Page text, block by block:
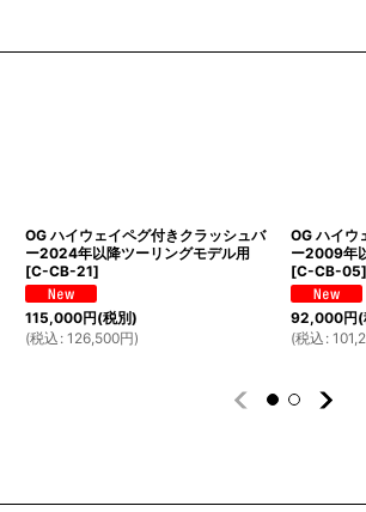
OG ハイウェイペグ付きクラッシュバ
ー2024年以降ツーリングモデル用
[C-CB-21]
115,000円(税別)
(税込 : 126,500円)
OG ハイウ
ー2009年
[C-CB-05]
92,000円
(税込 :